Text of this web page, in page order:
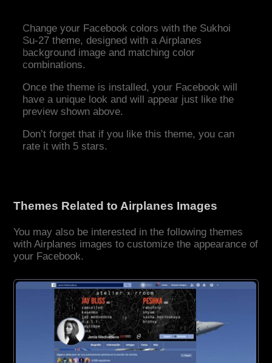
Change your Facebook colors with the Sukhoi
Su-27 theme, designed with a Airplanes
background image and matching color
combinations.
Once the theme is installed, your Facebook will
have a unique look and will appear just like the
preview shown above.
Don’t forget that if you like this theme, you can
rate it with 5 stars.
Themes Related to Airplanes Images
You may also be interested in the following themes
with Airplanes images to customize the appearance of
your Facebook.